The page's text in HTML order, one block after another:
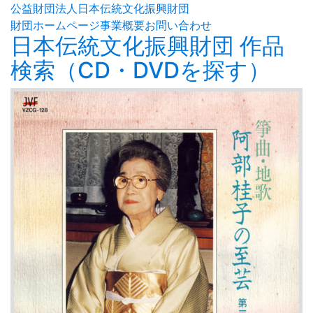
公益財団法人日本伝統文化振興財団
財団ホームページ事業概要お問い合わせ
日本伝統文化振興財団 作品
検索（CD・DVDを探す）